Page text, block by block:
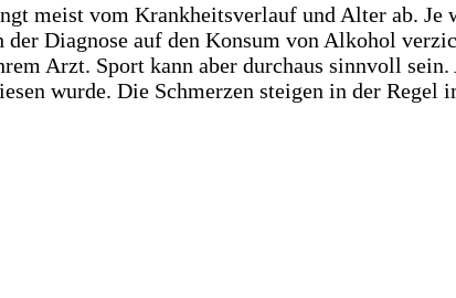
meist vom Krankheitsverlauf und Alter ab.
der Diagnose auf den Konsum von Alkohol
Arzt. Sport kann aber durchaus sinnvoll
wurde. Die Schmerzen steigen in der